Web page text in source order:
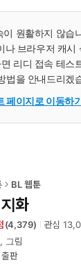
이 원활하지 않습
나 브라우저 캐시
리디 접속 테스
법을 안내드리겠
페이지로 이동하
BL 웹툰
화
(4,379) 관심
그림
출판